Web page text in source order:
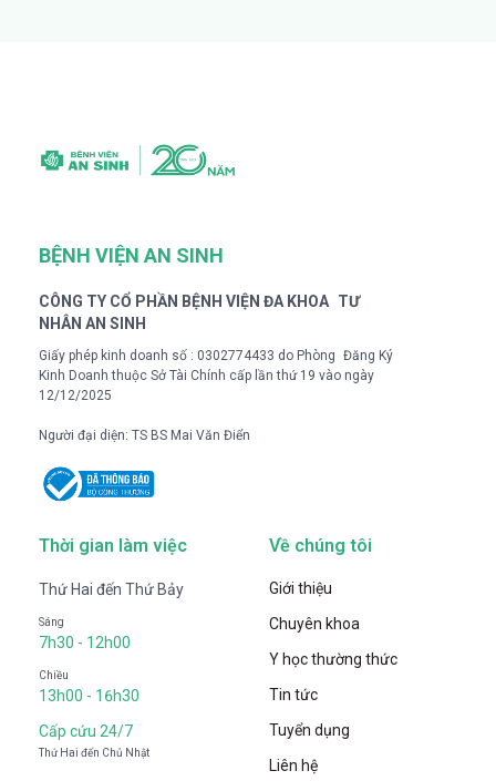
BỆNH VIỆN AN SINH
CÔNG TY CỔ PHẦN BỆNH VIỆN ĐA KHOA TƯ
NHÂN AN SINH
Giấy phép kinh doanh số : 0302774433 do Phòng Đăng Ký
Kinh Doanh thuộc Sở Tài Chính cấp lần thứ 19 vào ngày
12/12/2025
Người đại diện: TS BS Mai Văn Điển
Thời gian làm việc
Thứ Hai đến Thứ Bảy
Sáng
7h30 - 12h00
Chiều
13h00 - 16h30
Cấp cứu 24/7
Thứ Hai đến Chủ Nhật
Về chúng tôi
Giới thiệu
Chuyên khoa
Y học thường thức
Tin tức
Tuyển dụng
Liên hệ